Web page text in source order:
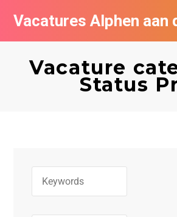
Vacatures Alphen aan
Vacature
Status
Vacatures per bedrijf in Alphen aan
Rijn
De populairste vacatures in Alphen